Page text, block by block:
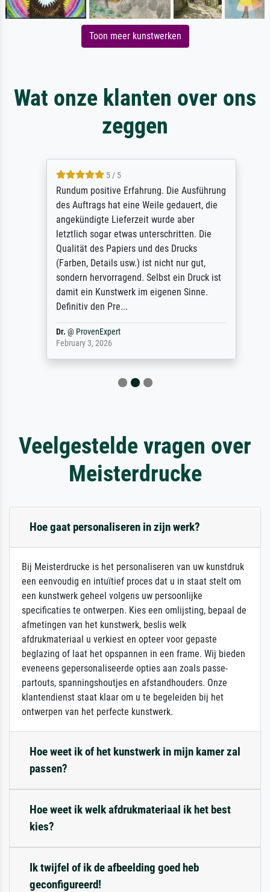
Toon meer kunstwerken
Wat onze klanten over ons
zeggen
5 / 5
Rundum positive Erfahrung. Die Ausführung
des Auftrags hat eine Weile gedauert, die
angekündigte Lieferzeit wurde aber
letztlich sogar etwas unterschritten. Die
Qualität des Papiers und des Drucks
(Farben, Details usw.) ist nicht nur gut,
sondern hervorragend. Selbst ein Druck ist
damit ein Kunstwerk im eigenen Sinne.
Definitiv den Pre...
Dr.@ProvenExpert
February 3, 2026
Veelgestelde vragen over
Meisterdrucke
Hoe gaat personaliseren in zijn werk?
Bij Meisterdrucke is het personaliseren van uw kunstdruk
een eenvoudig en intuïtief proces dat u in staat stelt om
een kunstwerk geheel volgens uw persoonlijke
specificaties te ontwerpen. Kies een omlijsting, bepaal de
afmetingen van het kunstwerk, beslis welk
afdrukmateriaal u verkiest en opteer voor gepaste
beglazing of laat het opspannen in een frame. Wij bieden
eveneens gepersonaliseerde opties aan zoals passe-
partouts, spanningshoutjes en afstandhouders. Onze
klantendienst staat klaar om u te begeleiden bij het
ontwerpen van het perfecte kunstwerk.
Hoe weet ik of het kunstwerk in mijn kamer zal
passen?
Hoe weet ik welk afdrukmateriaal ik het best
kies?
Ik twijfel of ik de afbeelding goed heb
geconfigureerd!